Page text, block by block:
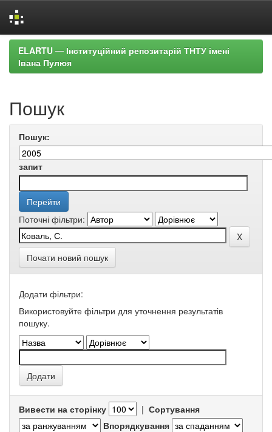
Skip
navigation
ELARTU — Інституційний репозитарій ТНТУ імені
Івана Пулюя
Пошук
Пошук:
запит
Поточні фільтри:
Почати новий пошук
Додати фільтри:
Використовуйте фільтри для уточнення результатів
пошуку.
Вивести на сторінку | Сортування
Впорядкування